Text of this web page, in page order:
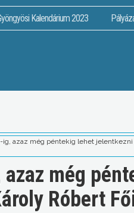
Kalendárium 2023
azaz még péntekig lehet jelentkezni
még
Róbert